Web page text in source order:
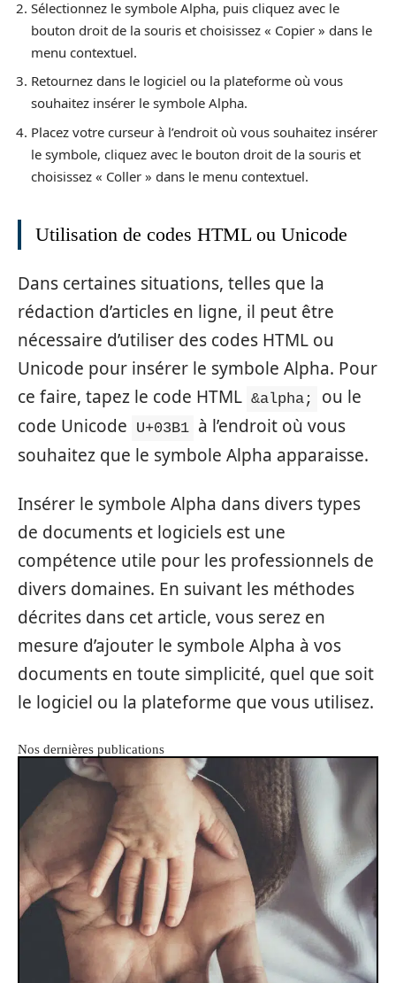
Sélectionnez le symbole Alpha, puis cliquez avec le
bouton droit de la souris et choisissez « Copier » dans le
menu contextuel.
Retournez dans le logiciel ou la plateforme où vous
souhaitez insérer le symbole Alpha.
Placez votre curseur à l’endroit où vous souhaitez insérer
le symbole, cliquez avec le bouton droit de la souris et
choisissez « Coller » dans le menu contextuel.
Utilisation de codes HTML ou Unicode
Dans certaines situations, telles que la
rédaction d’articles en ligne, il peut être
nécessaire d’utiliser des codes HTML ou
Unicode pour insérer le symbole Alpha. Pour
ce faire, tapez le code HTML &alpha;
ou le
code Unicode
U+03B1 à l’endroit où vous
souhaitez que le symbole Alpha apparaisse.
Insérer le symbole Alpha dans divers types
de documents et logiciels est une
compétence utile pour les professionnels de
divers domaines. En suivant les méthodes
décrites dans cet article, vous serez en
mesure d’ajouter le symbole Alpha à vos
documents en toute simplicité, quel que soit
le logiciel ou la plateforme que vous utilisez.
Nos dernières publications